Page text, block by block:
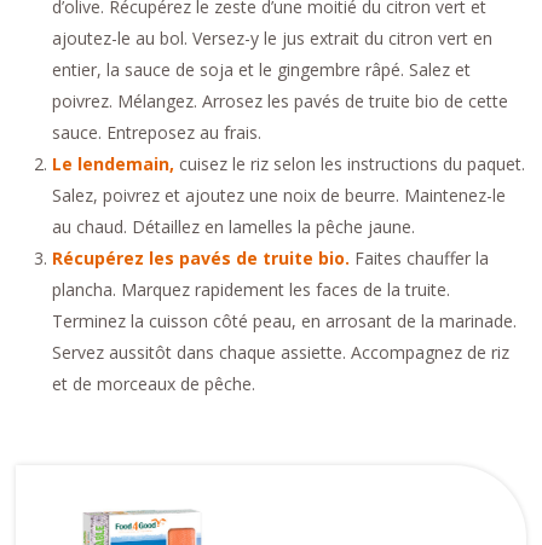
d’olive. Récupérez le zeste d’une moitié du citron vert et
ajoutez-le au bol. Versez-y le jus extrait du citron vert en
entier, la sauce de soja et le gingembre râpé. Salez et
poivrez. Mélangez. Arrosez les pavés de truite bio de cette
sauce. Entreposez au frais.
Le lendemain, cuisez le riz selon les instructions du paquet.
Salez, poivrez et ajoutez une noix de beurre. Maintenez-le
au chaud. Détaillez en lamelles la pêche jaune.
Récupérez les pavés de truite bio. Faites chauffer la
plancha. Marquez rapidement les faces de la truite.
Terminez la cuisson côté peau, en arrosant de la marinade.
Servez aussitôt dans chaque assiette. Accompagnez de riz
et de morceaux de pêche.